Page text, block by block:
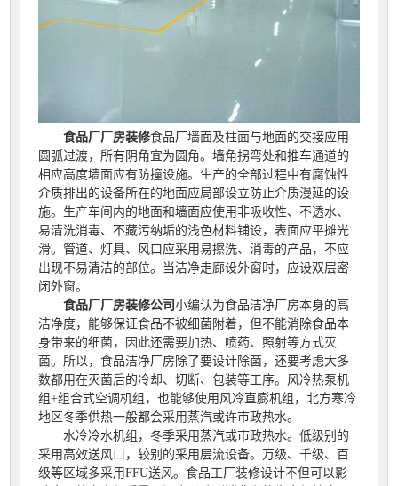
食品厂厂房装修食品厂墙面及柱面与地面的交接应用
圆弧过渡，所有阴角宜为圆角。墙角拐弯处和推车通道的
相应高度墙面应有防撞设施。生产的全部过程中有腐蚀性
介质排出的设备所在的地面应局部设立防止介质漫延的设
施。生产车间内的地面和墙面应使用非吸收性、不透水、
易清洗消毒、不藏污纳垢的浅色材料铺设，表面应平摊光
滑。管道、灯具、风口应采用易擦洗、消毒的产品，不应
出现不易清洁的部位。当洁净走廊设外窗时，应设双层密
闭外窗。
食品厂厂房装修公司小编认为食品洁净厂房本身的高
洁净度，能够保证食品不被细菌附着，但不能消除食品本
身带来的细菌，因此还需要加热、喷药、照射等方式灭
菌。所以，食品洁净厂房除了要设计除菌，还要考虑大多
数都用在灭菌后的冷却、切断、包装等工序。风冷热泵机
组+组合式空调机组，也能够使用风冷直膨机组，北方寒冷
地区冬季供热一般都会采用蒸汽或许市政热水。
水冷冷水机组，冬季采用蒸汽或市政热水。低级别的
采用高效送风口，较别的采用层流设备。万级、千级、百
级等区域多采用FFU送风。食品工厂装修设计不但可以影